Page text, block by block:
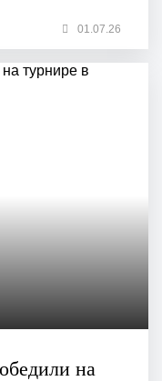
01.07.26
на